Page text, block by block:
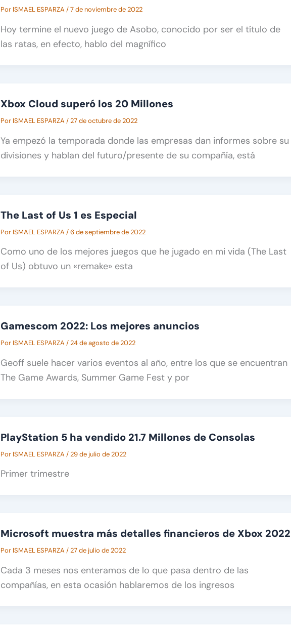
Por ISMAEL ESPARZA /7 de noviembre de 2022
Hoy termine el nuevo juego de Asobo, conocido por ser el título de
las ratas, en efecto, hablo del magnífico
Xbox Cloud superó los 20 Millones
Por ISMAEL ESPARZA /27 de octubre de 2022
Ya empezó la temporada donde las empresas dan informes sobre su
divisiones y hablan del futuro/presente de su compañía, está
The Last of Us 1 es Especial
Por ISMAEL ESPARZA /6 de septiembre de 2022
Como uno de los mejores juegos que he jugado en mi vida (The Last
of Us) obtuvo un «remake» esta
Gamescom 2022: Los mejores anuncios
Por ISMAEL ESPARZA /24 de agosto de 2022
Geoff suele hacer varios eventos al año, entre los que se encuentran
The Game Awards, Summer Game Fest y por
PlayStation 5 ha vendido 21.7 Millones de Consolas
Por ISMAEL ESPARZA /29 de julio de 2022
Primer trimestre
Microsoft muestra más detalles financieros de Xbox 2022
Por ISMAEL ESPARZA /27 de julio de 2022
Cada 3 meses nos enteramos de lo que pasa dentro de las
compañías, en esta ocasión hablaremos de los ingresos